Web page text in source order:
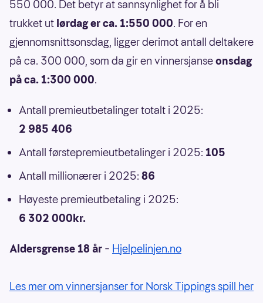
550 000. Det betyr at sannsynlighet for å bli
trukket ut lørdag er ca. 1:550 000. For en
gjennomsnittsonsdag, ligger derimot antall deltakere
på ca. 300 000, som da gir en vinnersjanseonsdag
på ca. 1:300 000.
Antall premieutbetalinger totalt i 2025:
2 985 406
Antall førstepremieutbetalinger i 2025: 105
Antall millionærer i 2025: 86
Høyeste premieutbetaling i 2025:
6 302 000kr.
Aldersgrense 18 år – Hjelpelinjen.no
Les mer om vinnersjanser for Norsk Tippings spill her